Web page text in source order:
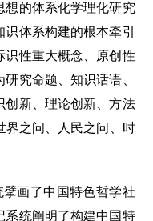
想的体系化学理化研究
体系构建的根本牵引
识性重大概念、原创性
究命题、知识话语、
创新、理论创新、方法
界之问、人民之问、时
画了中国特色哲学社
系统阐明了构建中国特